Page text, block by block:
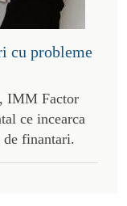
cu probleme
IMM Factor
ce incearca
finantari.